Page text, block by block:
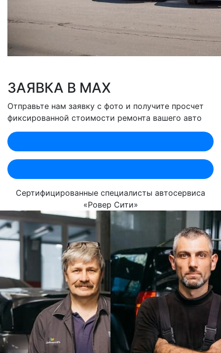
ЗАЯВКА В MAX
Отправьте нам заявку с фото и получите просчет
фиксированной стоимости ремонта вашего авто
Сертифицированные специалисты автосервиса
«Ровер Сити»